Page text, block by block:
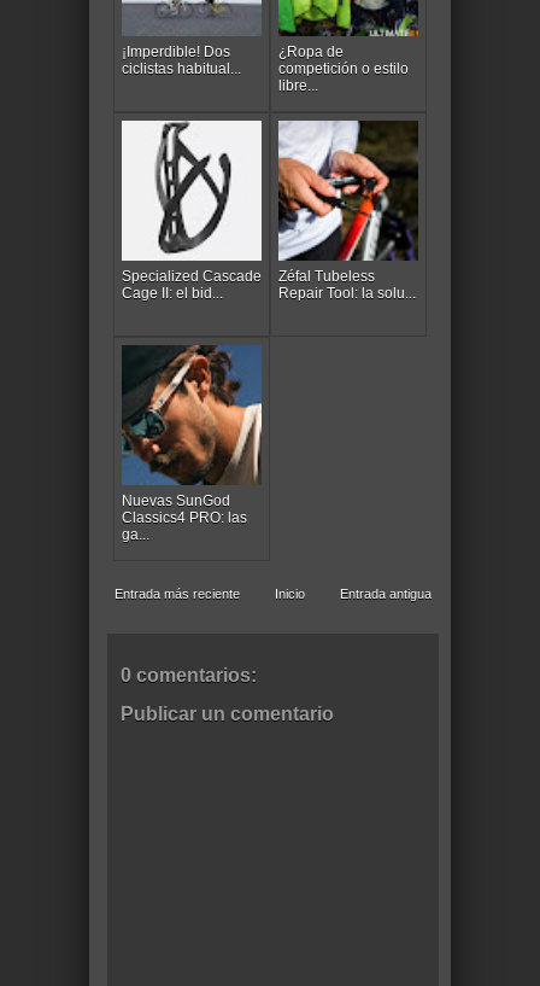
¡Imperdible! Dos
ciclistas habitual...
¿Ropa de
competición o estilo
libre...
Specialized Cascade
Cage II: el bid...
Zéfal Tubeless
Repair Tool: la solu...
Nuevas SunGod
Classics4 PRO: las
ga...
Entrada más reciente Entrada antigua
Inicio
0 comentarios:
Publicar un comentario